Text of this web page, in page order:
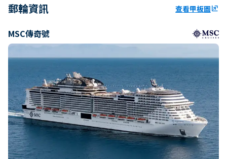
郵輪資訊 查看甲板圖ungroup
MSC傳奇號